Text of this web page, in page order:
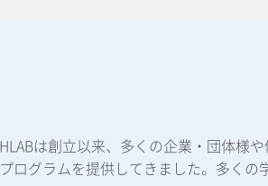
HLABは創立以来、多くの企業・団体様
プログラムを提供してきました。多く